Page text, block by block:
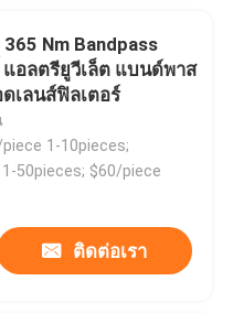
Nm Bandpass
แอลตรียูวีเล็ต แบนด์พาส
เลนส์ฟิลเตอร์
1-10pieces;
50pieces; $60/piece
ติดต่อเรา